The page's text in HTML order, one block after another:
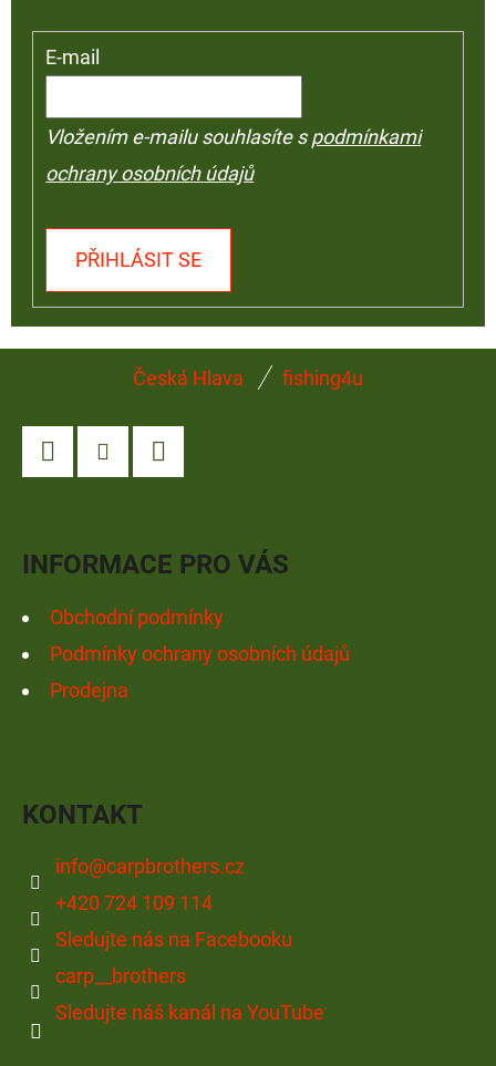
E-mail
Vložením e-mailu souhlasíte spodmínkami
ochrany osobních údajů
PŘIHLÁSIT SE
Česká Hlava fishing4u
INFORMACE PRO VÁS
Obchodní podmínky
Podmínky ochrany osobních údajů
Prodejna
KONTAKT
info@carpbrothers.cz
+420 724 109 114
Sledujte nás na Facebooku
carp__brothers
Sledujte náš kanál na YouTube